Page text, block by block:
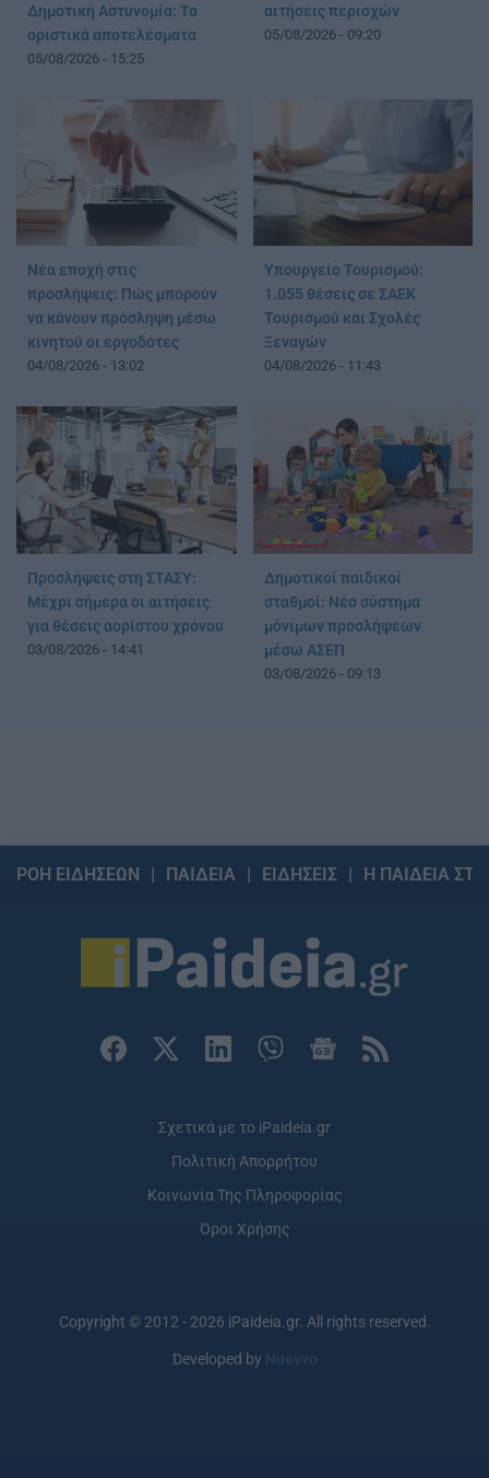
Δημοτική Αστυνομία: Τα
οριστικά αποτελέσματα
05/08/2026 - 15:25
αιτήσεις περιοχών
05/08/2026 - 09:20
Νέα εποχή στις
προσλήψεις: Πώς μπορούν
να κάνουν πρόσληψη μέσω
κινητού οι εργοδότες
04/08/2026 - 13:02
Υπουργείο Τουρισμού:
1.055 θέσεις σε ΣΑΕΚ
Τουρισμού και Σχολές
Ξεναγών
04/08/2026 - 11:43
Προσλήψεις στη ΣΤΑΣΥ:
Μέχρι σήμερα οι αιτήσεις
για θέσεις αορίστου χρόνου
03/08/2026 - 14:41
Δημοτικοί παιδικοί
σταθμοί: Νέο σύστημα
μόνιμων προσλήψεων
μέσω ΑΣΕΠ
03/08/2026 - 09:13
ΡΟΗ ΕΙΔΗΣΕΩΝ ΠΑΙΔΕΙΑ ΕΙΔΗΣΕΙΣ Η ΠΑΙΔΕΙΑ
Σχετικά με το iPaideia.gr
Πολιτική Απορρήτου
Κοινωνία Της Πληροφορίας
Όροι Χρήσης
Copyright © 2012 - 2026 iPaideia.gr. All rights reserved.
Developed by